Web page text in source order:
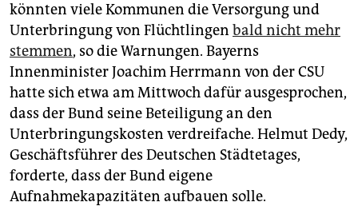
könnten viele Kommunen die Versorgung und
Unterbringung von Flüchtlingen bald nicht mehr
stemmen, so die Warnungen. Bayerns
Innenminister Joachim Herrmann von der CSU
hatte sich etwa am Mittwoch dafür ausgesprochen,
dass der Bund seine Beteiligung an den
Unterbringungskosten verdreifache. Helmut Dedy,
Geschäftsführer des Deutschen Städtetages,
forderte, dass der Bund eigene
Aufnahmekapazitäten aufbauen solle.